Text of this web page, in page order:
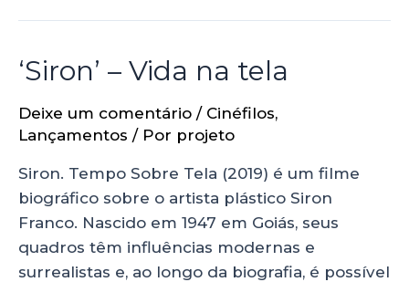
‘Siron’ – Vida na tela
Deixe um comentário / Cinéfilos,
Lançamentos / Por projeto
Siron. Tempo Sobre Tela (2019) é um filme
biográfico sobre o artista plástico Siron
Franco. Nascido em 1947 em Goiás, seus
quadros têm influências modernas e
surrealistas e, ao longo da biografia, é possível